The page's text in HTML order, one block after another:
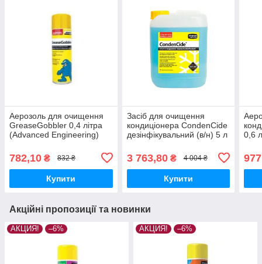
Аерозоль для очищення
GreaseGobbler 0,4 літра
(Advanced Engineering)
782,10 ₴ 832 ₴
Купити
Засіб для очищення
кондиціонера CondenCide
дезінфікувальний (в/н) 5 л
3 763,80₴ 4 004 ₴
Купити
0,6
Акційні пропозиції та новинки
АКЦИЯ! –6% АКЦИЯ! –6%